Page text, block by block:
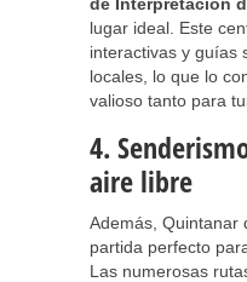
lugar ideal. Este
interactivas y guías
locales, lo que lo
valioso tanto para
4.
aire libre
Además, Quintanar
partida perfecto
Las numerosas